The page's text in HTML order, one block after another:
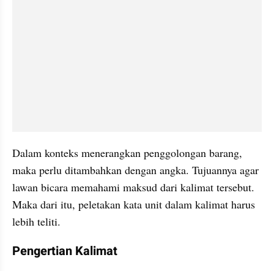
Dalam konteks menerangkan penggolongan barang,
maka perlu ditambahkan dengan angka. Tujuannya agar
lawan bicara memahami maksud dari kalimat tersebut.
Maka dari itu, peletakan kata unit dalam kalimat harus
lebih teliti.
Pengertian Kalimat